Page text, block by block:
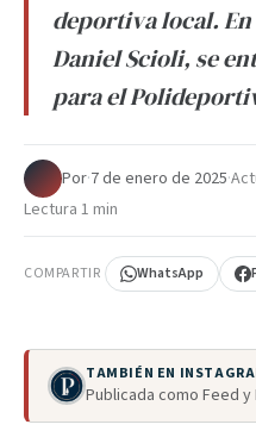
deportiva local.
Daniel Scioli, se
para el
Por·7 de enero de 2025·
Lectura 1 min
COMPARTIR WhatsApp
TAMBIÉN EN
Publicada como Feed y